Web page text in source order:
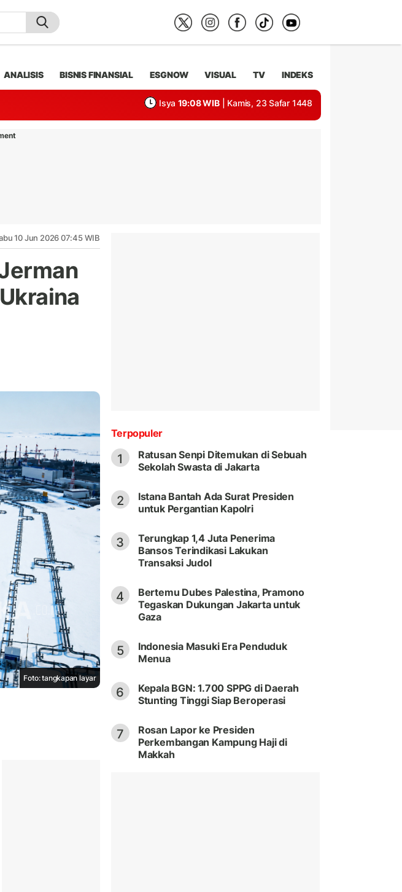
ANALISIS BISNIS FINANSIAL ESGNOW VISUAL TV INDEKS
Isya 19:08 WIB | Kamis, 23 Safar 1448
10 Jun 2026 07:45 WIB
Foto: tangkapan layar
Terpopuler
1
Ratusan Senpi Ditemukan di Sebuah
Sekolah Swasta di Jakarta
2
Istana Bantah Ada Surat Presiden
untuk Pergantian Kapolri
3
Terungkap 1,4 Juta Penerima
Bansos Terindikasi Lakukan
Transaksi Judol
4
Bertemu Dubes Palestina, Pramono
Tegaskan Dukungan Jakarta untuk
Gaza
5
Indonesia Masuki Era Penduduk
Menua
6
Kepala BGN: 1.700 SPPG di Daerah
Stunting Tinggi Siap Beroperasi
7
Rosan Lapor ke Presiden
Perkembangan Kampung Haji di
Makkah